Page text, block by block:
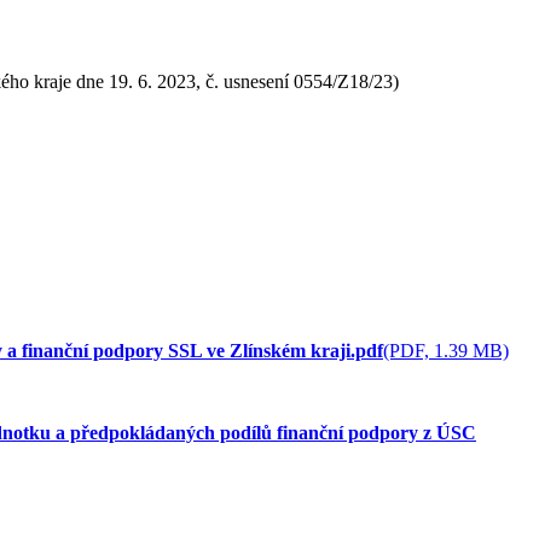
kraje dne 19. 6. 2023, č. usnesení 0554/Z18/23)
finanční podpory SSL ve Zlínském kraji.pdf(PDF, 1.39 MB)
a předpokládaných podílů finanční podpory z ÚSC